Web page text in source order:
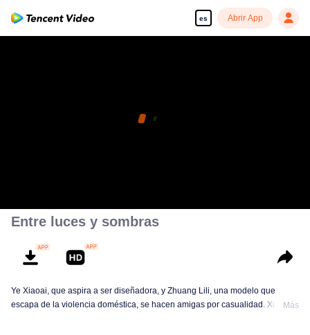
es Abrir App
Entre luces y sombras
Ye Xiaoai, que aspira a ser diseñadora, y Zhuang Lili, una modelo que
escapa de la violencia doméstica, se hacen amigas por casualidad. XiaoaiMás